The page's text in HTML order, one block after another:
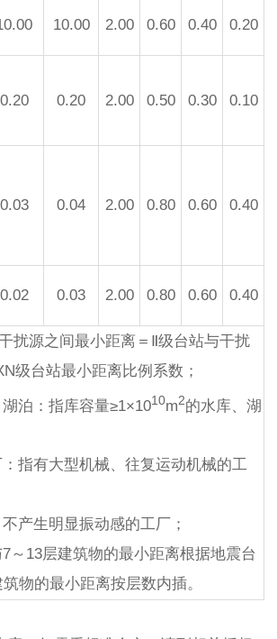
10.00 2.00 0.60 0.40 0.20
0.20 0.20 2.00 0.50 0.30 0.10
0.03 0.04 2.00 0.80 0.60 0.40
0.02 0.03 2.00 0.80 0.60 0.40
扰源之间最小距离＝Ⅱ级台站与干扰
级台站最小距离比例系数；
泊：指库容量≥1×1010m2的水库、湖
指有大型机械、往复运动机械的工
产生明显振动感的工厂；
～13层建筑物的最小距离根据地震台
物的最小距离按层数内插。